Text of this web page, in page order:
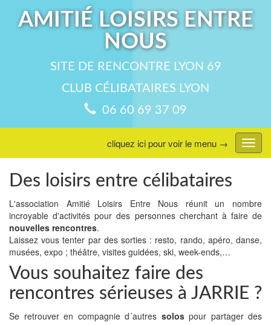
AMITIÉ LOISIRS ENTRE
NOUS
SITE DE RENCONTRE LYON 69
CLUB CÉLIBATAIRES LYON
06 60 69 37 09
menu
cliquez ici pour voir le menu →
Des loisirs entre célibataires
L'association Amitié Loisirs Entre Nous réunit un nombre
incroyable d'activités pour des personnes cherchant à faire de
nouvelles rencontres.
Laissez vous tenter par des sorties : resto, rando, apéro, danse,
musées, expo ; théâtre, visites guidées, ski, week-ends,…
Vous souhaitez faire des
rencontres sérieuses à JARRIE ?
Se retrouver en compagnie d´autres solospour partager des